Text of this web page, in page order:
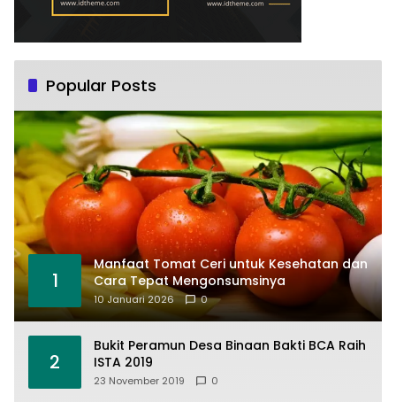
Popular Posts
1
Manfaat Tomat Ceri untuk Kesehatan dan
Cara Tepat Mengonsumsinya
10 Januari 2026 0
2
Bukit Peramun Desa Binaan Bakti BCA Raih
ISTA 2019
23 November 2019 0